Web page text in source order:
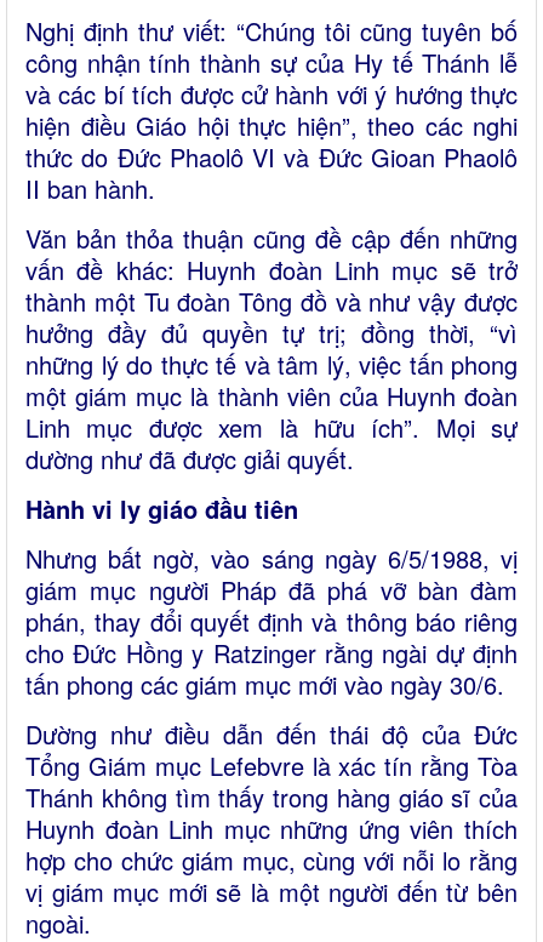
Nghị định thư viết: “Chúng tôi cũng tuyên bố
công nhận tính thành sự của Hy tế Thánh lễ
và các bí tích được cử hành với ý hướng thực
hiện điều Giáo hội thực hiện”, theo các nghi
thức do Đức Phaolô VI và Đức Gioan Phaolô
II ban hành.
Văn bản thỏa thuận cũng đề cập đến những
vấn đề khác: Huynh đoàn Linh mục sẽ trở
thành một Tu đoàn Tông đồ và như vậy được
hưởng đầy đủ quyền tự trị; đồng thời, “vì
những lý do thực tế và tâm lý, việc tấn phong
một giám mục là thành viên của Huynh đoàn
Linh mục được xem là hữu ích”. Mọi sự
dường như đã được giải quyết.
Hành vi ly giáo đầu tiên
Nhưng bất ngờ, vào sáng ngày 6/5/1988, vị
giám mục người Pháp đã phá vỡ bàn đàm
phán, thay đổi quyết định và thông báo riêng
cho Đức Hồng y Ratzinger rằng ngài dự định
tấn phong các giám mục mới vào ngày 30/6.
Dường như điều dẫn đến thái độ của Đức
Tổng Giám mục Lefebvre là xác tín rằng Tòa
Thánh không tìm thấy trong hàng giáo sĩ của
Huynh đoàn Linh mục những ứng viên thích
hợp cho chức giám mục, cùng với nỗi lo rằng
vị giám mục mới sẽ là một người đến từ bên
ngoài.